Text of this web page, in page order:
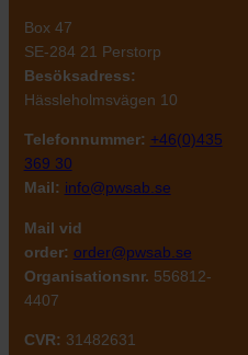
Box 47
SE-284 21 Perstorp
Besöksadress:
Hässleholmsvägen 10
Telefonnummer: +46(0)435
369 30
Mail: info@pwsab.se
Mail vid
order: order@pwsab.se
Organisationsnr. 556812-
4407
CVR: 31482631